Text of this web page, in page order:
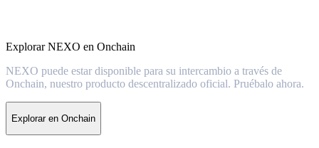
Explorar NEXO en Onchain
NEXO puede estar disponible para su intercambio a través de
Onchain, nuestro producto descentralizado oficial. Pruébalo ahora.
Explorar en Onchain